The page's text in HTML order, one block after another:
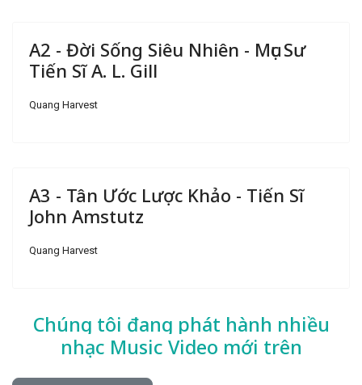
A2 - Đời Sống Siêu Nhiên - Mục Sư
Tiến Sĩ A. L. Gill
Quang Harvest
A3 - Tân Ước Lược Khảo - Tiến Sĩ
John Amstutz
Quang Harvest
Chúng tôi đang phát hành nhiều
nhạc Music Video mới trên